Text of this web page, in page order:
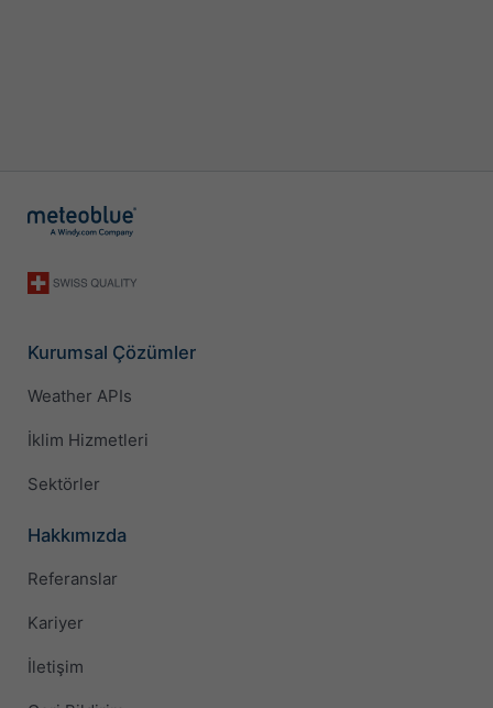
Kurumsal Çözümler
Weather APIs
İklim Hizmetleri
Sektörler
Hakkımızda
Referanslar
Kariyer
İletişim